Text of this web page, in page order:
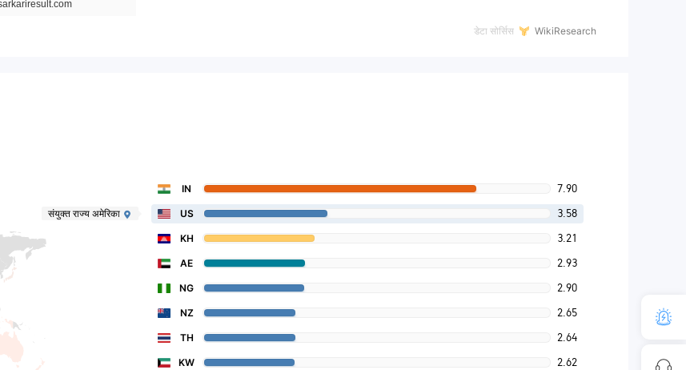
डेटा सोर्सिस WikiResearch
IN 7.90
संयुक्त राज्य अमेरिका US 3.58
KH 3.21
AE 2.93
NG 2.90
NZ 2.65
TH 2.64
KW 2.62